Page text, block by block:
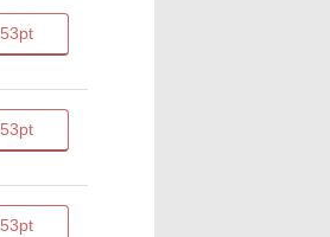
53pt
53pt
53pt